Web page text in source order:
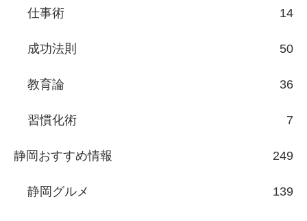
仕事術 14
成功法則 50
教育論 36
習慣化術 7
静岡おすすめ情報 249
静岡グルメ 139